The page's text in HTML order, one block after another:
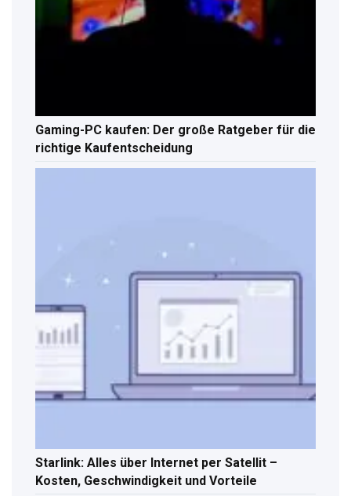
Gaming-PC kaufen: Der große Ratgeber für die
richtige Kaufentscheidung
Starlink: Alles über Internet per Satellit –
Kosten, Geschwindigkeit und Vorteile